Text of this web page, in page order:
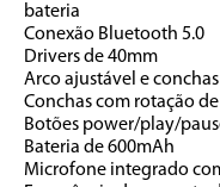
bateria
Conexão Bluetooth 5.0
Drivers de 40mm
Arco ajustável e
Conchas com rotação de
Botões power/play/
Bateria de 600mAh
Microfone integrado